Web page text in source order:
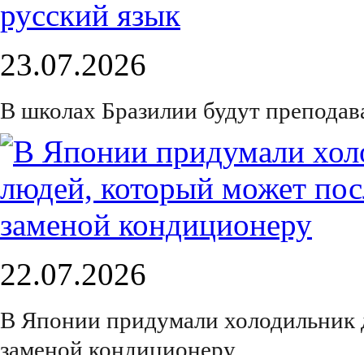
23.07.2026
В школах Бразилии будут
22.07.2026
В Японии придумали
заменой кондиционеру